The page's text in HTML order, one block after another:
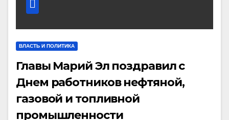
ВЛАСТЬ И ПОЛИТИКА
Главы Марий Эл поздравил с
Днем работников нефтяной,
газовой и топливной
промышленности